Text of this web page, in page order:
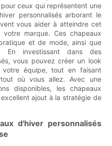
ceux qui représentent une
personnalisés arborant le
vous aider à atteindre cet
marque. Ces chapeaux
et de mode, ainsi que
En investissant dans des
vous pouvez créer un look
votre équipe, tout en faisant
où vous allez. Avec une
disponibles, les chapeaux
ajout à la stratégie de
d'hiver personnalisés